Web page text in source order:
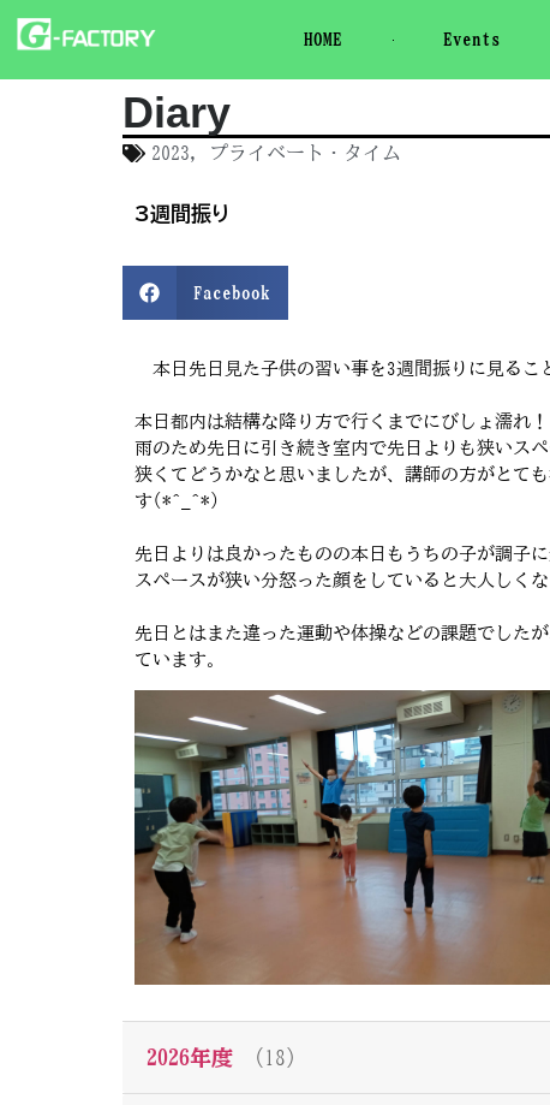
HOME Events
Diary
2023, プライベート・タイム
3週間振り
Facebook
本日先日見た子供の習い事を3週間振りに見る
本日都内は結構な降り方で行くまでにびしょ濡れ！
雨のため先日に引き続き室内で先日よりも狭いスペ
狭くてどうかなと思いましたが、講師の方がとて
す(*^_^*)
先日よりは良かったものの本日もうちの子が調子
スペースが狭い分怒った顔をしていると大人しく
先日とはまた違った運動や体操などの課題でした
ています。
2026年度 （18）